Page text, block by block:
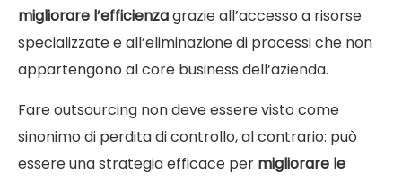
migliorare l’efficienzagrazie all’accesso a risorse
specializzate e all’eliminazione di processi che non
appartengono al core business dell’azienda.
Fare outsourcing non deve essere visto come
sinonimo di perdita di controllo, al contrario: può
essere una strategia efficace per migliorare le